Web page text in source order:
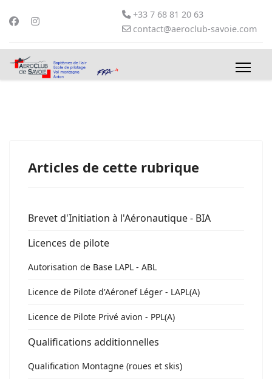
+33 7 68 81 20 63
contact@aeroclub-savoie.com
Articles de cette rubrique
Brevet d'Initiation à l'Aéronautique - BIA
Licences de pilote
Autorisation de Base LAPL - ABL
Licence de Pilote d'Aéronef Léger - LAPL(A)
Licence de Pilote Privé avion - PPL(A)
Qualifications additionnelles
Qualification Montagne (roues et skis)